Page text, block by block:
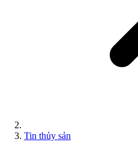
Tin thủy sản